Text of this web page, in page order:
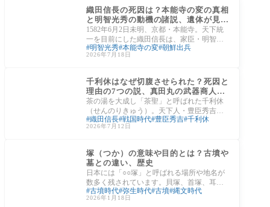
織田信長の死因は？本能寺の変の真相
と明智光秀の動機の諸説、遺体が見つ
からない謎まで解説
1582年6月2日未明、京都・本能寺。天下統
一を目前にした織田信長は、家臣・明智光
秀の突然の謀反によって49年の生涯を閉じ
ました。
明智光秀 本能寺の変 朝鮮出兵
2026年7月18日
千利休はなぜ切腹させられた？死因と
理由の7つの説、真田丸の武器商人説
から最後の言葉まで解説
茶の湯を大成し「茶聖」と呼ばれた千利休
（せんのりきゅう）。天下人・豊臣秀吉に
誰よりも重用されながら、最期は秀吉の命
によっ
織田信長 戦国時代 豊臣秀吉 千利休
2026年7月12日
塚（つか）の意味や目的とは？古墳や
墓との違い、歴史
日本には「○○塚」と呼ばれる場所や地名が
数多く残されています。貝塚、首塚、耳
塚、人形塚など、その種類は多岐にわたり
ますが
古墳時代 弥生時代 古墳 縄文時代
2026年1月18日